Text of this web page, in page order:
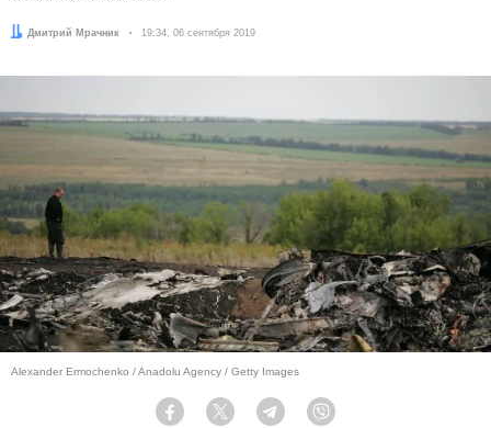
Автор:
Дмитрий Мрачник Дата:
19:34, 06 сентября 2019
Alexander Ermochenko / Anadolu Agency / Getty Images
Facebook Twitter Telegram